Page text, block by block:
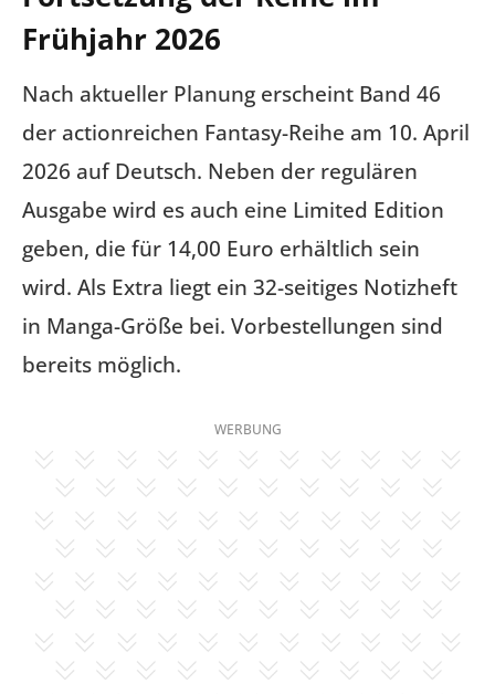
Frühjahr 2026
Nach aktueller Planung erscheint Band 46
der actionreichen Fantasy-Reihe am 10. April
2026 auf Deutsch. Neben der regulären
Ausgabe wird es auch eine Limited Edition
geben, die für 14,00 Euro erhältlich sein
wird. Als Extra liegt ein 32-seitiges Notizheft
in Manga-Größe bei. Vorbestellungen sind
bereits möglich.
WERBUNG